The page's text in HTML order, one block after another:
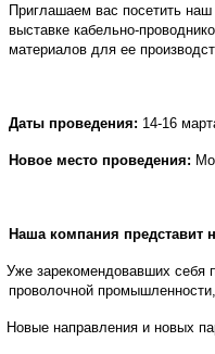
Приглашаем вас посетить
выставке кабельно-
материалов для ее
Даты проведения: 14-16
Новое место проведения:
Наша компания представит
Уже зарекомендовавших себя
проволочной промышленности,
Новые направления и новых